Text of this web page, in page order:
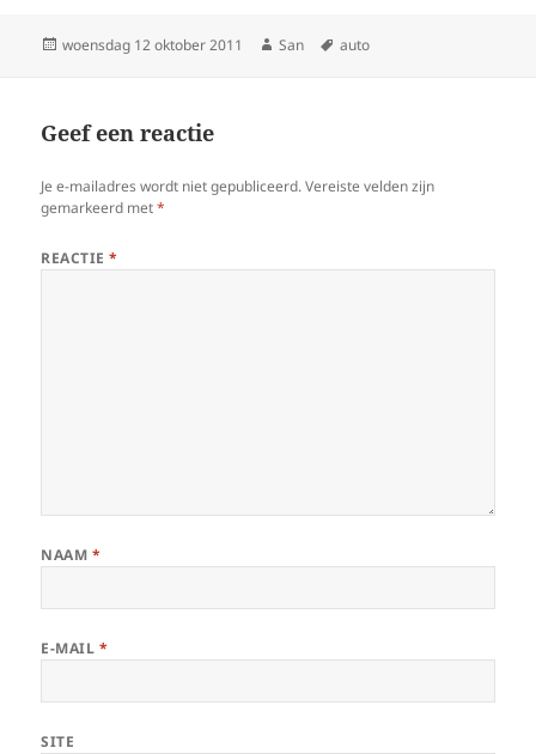
Geplaatst
woensdag 12 oktober 2011 Auteur
San Tags
auto
Geef een reactie
Je e-mailadres wordt niet gepubliceerd. Vereiste velden zijn
gemarkeerd met*
REACTIE*
NAAM *
E-MAIL *
SITE